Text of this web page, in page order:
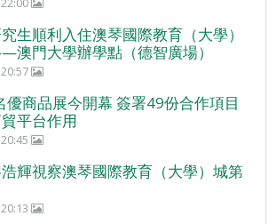
生順利入住澳琴國際教育（大學）
門大學辦學點（德智廣場）
優商品展今開幕 簽署49份合作項目
平台作用
輝視察澳琴國際教育（大學）城第